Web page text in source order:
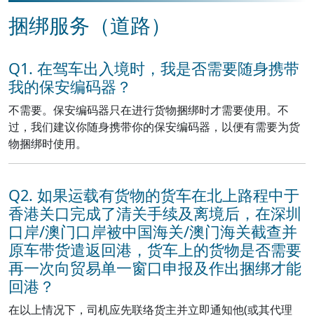
捆绑服务（道路）
Q1. 在驾车出入境时，我是否需要随身携带
我的保安编码器？
不需要。保安编码器只在进行货物捆绑时才需要使用。不
过，我们建议你随身携带你的保安编码器，以便有需要为货
物捆绑时使用。
Q2. 如果运载有货物的货车在北上路程中于
香港关口完成了清关手续及离境后，在深圳
口岸/澳门口岸被中国海关/澳门海关截查并
原车带货遣返回港，货车上的货物是否需要
再一次向贸易单一窗口申报及作出捆绑才能
回港？
在以上情况下，司机应先联络货主并立即通知他(或其代理